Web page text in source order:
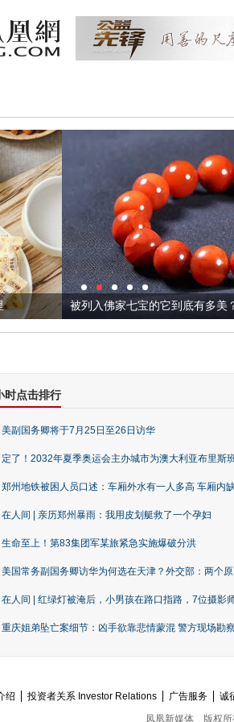
列入佛家七宝的它到底有多美？
时点击排行
美副国务卿将于7月25日至26日访华
定了！2032年夏季奥运会主办城市为澳大利亚布里斯
郑州地铁被困人员口述：车厢外水有一人多高 车厢内
在人间 | 亲历郑州暴雨：我用皮划艇救了一个孕妇
生命至上！第83集团军某旅紧急实施爆破分洪
美国常务副国务卿访华为何选在天津？外交部：两个原
在人间 | 红绿灯被淹后，小男孩在路口指路，7位摄影
重庆姐弟坠亡案细节：凶手欲靠悲情蒙混 警方现场勘
绍 投资者关系 Investor Relations 广告服务 诚
凤凰新媒体
版权